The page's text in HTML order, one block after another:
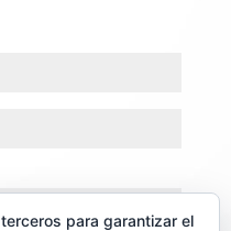
para garantizar el